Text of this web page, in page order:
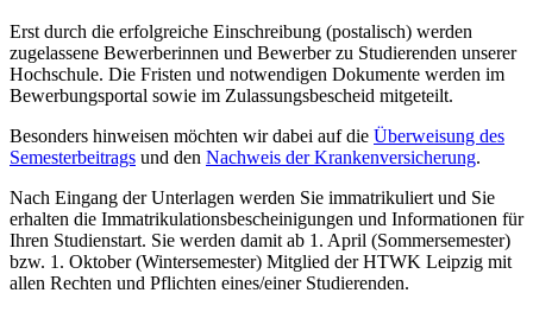
Erst durch die erfolgreiche Einschreibung (postalisch) werden
zugelassene Bewerberinnen und Bewerber zu Studierenden unserer
Hochschule. Die Fristen und notwendigen Dokumente werden im
Bewerbungsportal sowie im Zulassungsbescheid mitgeteilt.
Besonders hinweisen möchten wir dabei auf die Überweisung des
Semesterbeitrags und den Nachweis der Krankenversicherung.
Nach Eingang der Unterlagen werden Sie immatrikuliert und Sie
erhalten die Immatrikulationsbescheinigungen und Informationen für
Ihren Studienstart. Sie werden damit ab 1. April (Sommersemester)
bzw. 1. Oktober (Wintersemester) Mitglied der HTWK Leipzig mit
allen Rechten und Pflichten eines/einer Studierenden.